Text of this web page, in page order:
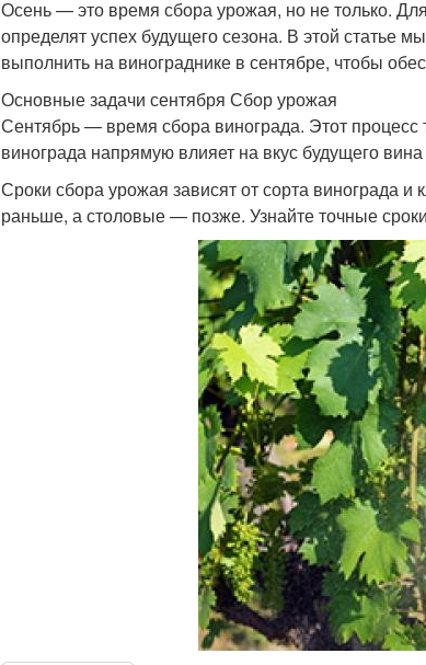
Осень — это время сбора урожая, но не только.
определят успех будущего сезона. В этой статье
выполнить на винограднике в сентябре, чтобы
Основные задачи сентября Сбор урожая
Сентябрь — время сбора винограда. Этот процесс
винограда напрямую влияет на вкус будущего
Сроки сбора урожая зависят от сорта винограда
раньше, а столовые — позже. Узнайте точные